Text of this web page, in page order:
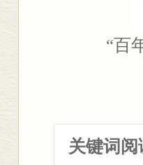
“百
关键词阅